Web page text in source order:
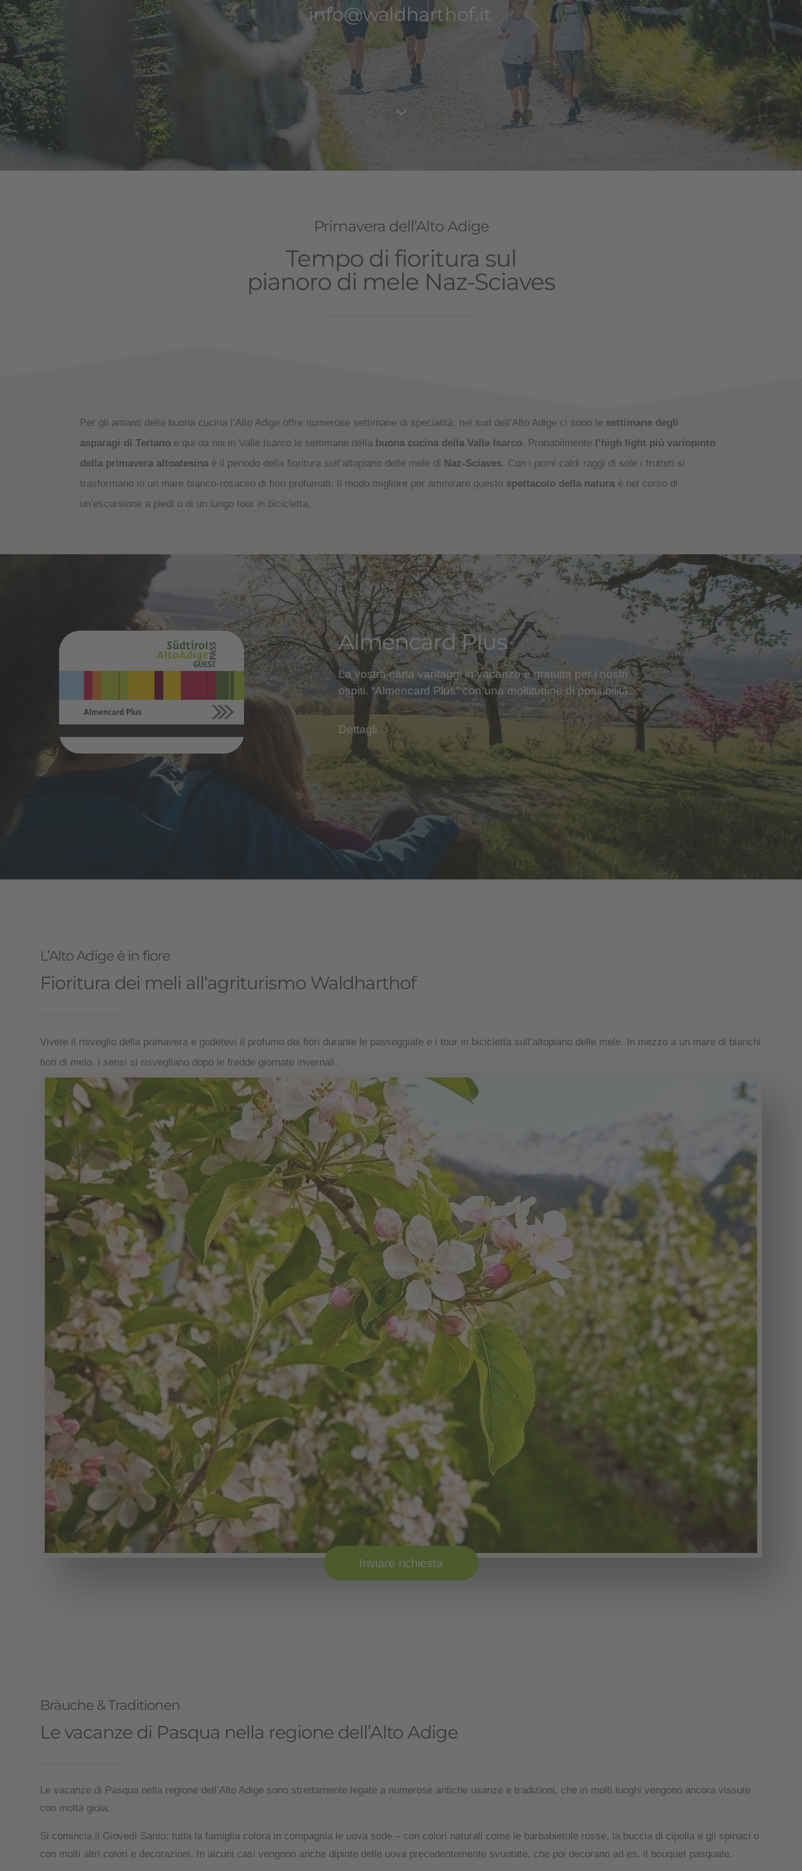
info@waldharthof.it
info@waldharthof.it
info@waldharthof.it
info@waldharthof.it
3
Primavera dell’Alto Adige
Tempo di fioritura sul
pianoro di mele Naz-Sciaves
Per gli amanti della buona cucina l’Alto Adige offre numerose settimane di specialità: nel sud dell’Alto Adige ci sono le settimane degli
asparagi di Terlano e qui da noi in Valle Isarco le settimane della buona cucina della Valle Isarco. Probabilmente l’high light più variopinto
della primavera altoatesina è il periodo della fioritura sull’altopiano delle mele di Naz-Sciaves. Con i primi caldi raggi di sole i frutteti si
trasformano in un mare bianco-rosaceo di fiori profumati. Il modo migliore per ammirare questo spettacolo della natura è nel corso di
un’escursione a piedi o di un lungo tour in bicicletta.
Almencard Plus
La vostra carta vantaggi in vacanza e gratuita per i nostri
ospiti. “Almencard Plus” con una moltitudine di possibilità…
Dettagli
L’Alto Adige è in fiore
Fioritura dei meli all‘agriturismo Waldharthof
Vivete il risveglio della primavera e godetevi il profumo dei fiori durante le passeggiate e i tour in bicicletta sull’altopiano delle mele. In mezzo a un mare di bianchi
fiori di melo, i sensi si risvegliano dopo le fredde giornate invernali.
Inviare richiesta
Bräuche & Traditionen
Le vacanze di Pasqua nella regione dell’Alto Adige
Le vacanze di Pasqua nella regione dell’Alto Adige sono strettamente legate a numerose antiche usanze e tradizioni, che in molti luoghi vengono ancora vissute
con molta gioia.
Si comincia il Giovedì Santo: tutta la famiglia colora in compagnia le uova sode – con colori naturali come le barbabietole rosse, la buccia di cipolla e gli spinaci o
con molti altri colori e decorazioni. In alcuni casi vengono anche dipinte delle uova precedentemente svuotate, che poi decorano ad es. il bouquet pasquale.